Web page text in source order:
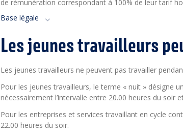
de rémunération correspondant à 100% de leur tarif
Base légale
Les jeunes travailleurs
Les jeunes travailleurs ne peuvent pas travailler
Pour les jeunes travailleurs, le terme « nuit » désigne
nécessairement l’intervalle entre 20.00 heures du soir
Pour les entreprises et services travaillant en cycle
22.00 heures du soir.